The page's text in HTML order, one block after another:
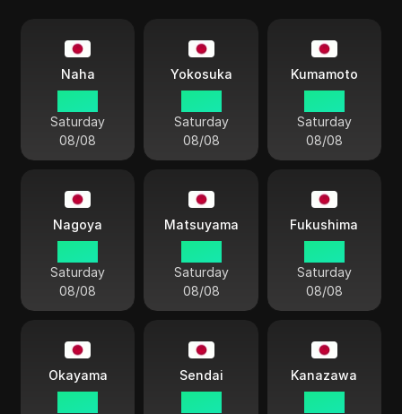
Naha
Saturday
08/08
Yokosuka
Saturday
08/08
Kumamoto
Saturday
08/08
Nagoya
Saturday
08/08
Matsuyama
Saturday
08/08
Fukushima
Saturday
08/08
Okayama Sendai Kanazawa